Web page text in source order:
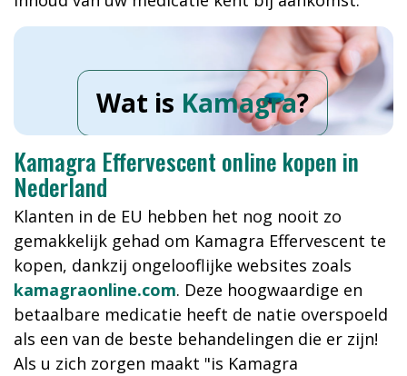
Wat is Kamagra?
Kamagra Effervescent online kopen in
Nederland
Klanten in de EU hebben het nog nooit zo
gemakkelijk gehad om Kamagra Effervescent te
kopen, dankzij ongelooflijke websites zoals
kamagraonline.com. Deze hoogwaardige en
betaalbare medicatie heeft de natie overspoeld
als een van de beste behandelingen die er zijn!
Als u zich zorgen maakt "is Kamagra